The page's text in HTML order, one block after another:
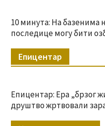
10 минута: На базенима
последице могу бити
Епицентар
Епицентар: Ера „брзог
друштво жртвовали